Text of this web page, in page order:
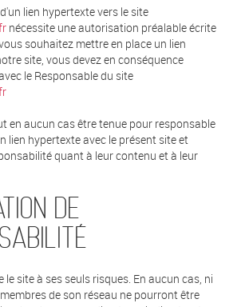
lien hypertexte vers le site
nécessite une autorisation préalable écrite
souhaitez mettre en place un lien
site, vous devez en conséquence
le Responsable du site
en aucun cas être tenue pour responsable
lien hypertexte avec le présent site et
quant à leur contenu et à leur
DE
le site à ses seuls risques. En aucun cas, ni
de son réseau ne pourront être